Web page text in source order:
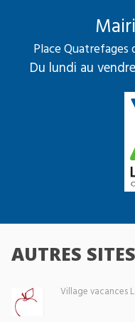
Place Quatrefages
Du lundi au
AUTRES
Village vacances